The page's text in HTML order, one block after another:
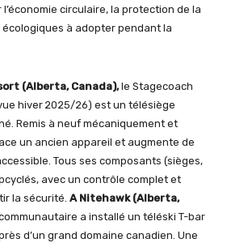
l’économie circulaire, la protection de la
à adopter pendant la
(Alberta, Canada),le Stagecoach
hiver 2025/26) est un télésiège
Remis à neuf mécaniquement et
un ancien appareil et augmente de
Tous ses composants (sièges,
avec un contrôle complet et
la sécurité. A Nitehawk (Alberta,
a installé un téléski T-bar
d’un grand domaine canadien. Une